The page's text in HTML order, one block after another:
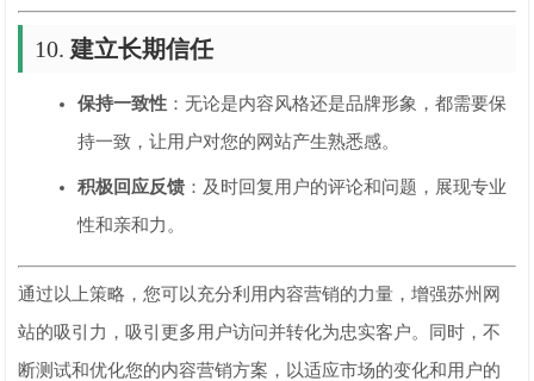
10.建立长期信任
保持一致性 ：无论是内容风格还是品牌形象，都需要保
持一致，让用户对您的网站产生熟悉感。
积极回应反馈 ：及时回复用户的评论和问题，展现专业
性和亲和力。
通过以上策略，您可以充分利用内容营销的力量，增强苏州网
站的吸引力，吸引更多用户访问并转化为忠实客户。同时，不
断测试和优化您的内容营销方案，以适应市场的变化和用户的